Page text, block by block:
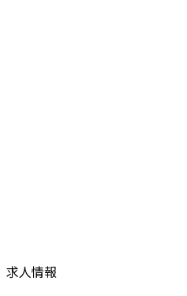
求人情報